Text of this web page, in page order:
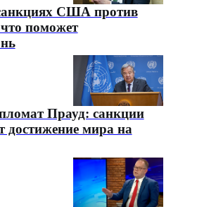
США против
поможет
Прауд: санкции
достижение мира на